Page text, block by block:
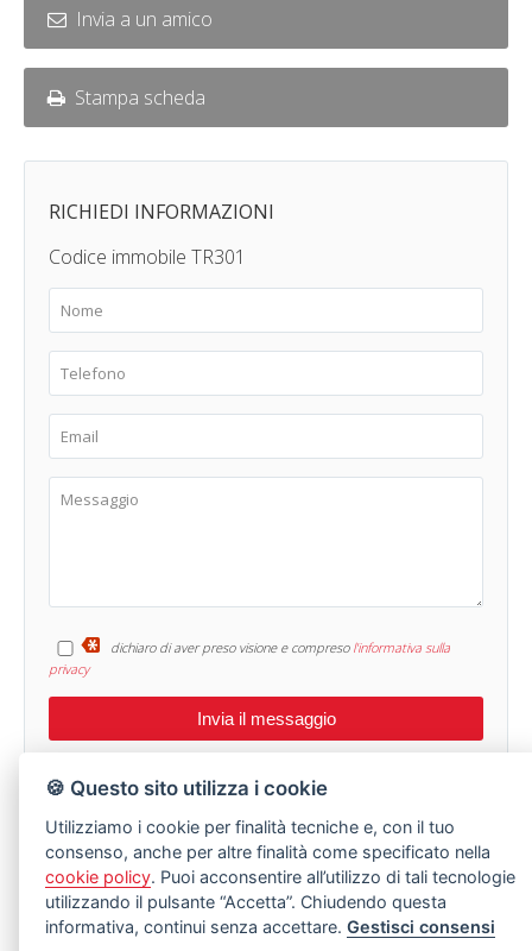
Invia a un amico
Stampa scheda
RICHIEDI INFORMAZIONI
Codice immobile TR301
dichiaro di aver preso visione e compreso l'informativa sulla
privacy
LASCIA UNA RICHIESTA
Stai cercando un immobile specifico ma non riesci a trovarlo?
Compila senza nessun impegno il modulo sotto.
🍪 Questo sito utilizza i cookie
Utilizziamo i cookie per finalità tecniche e, con il tuo
consenso, anche per altre finalità come specificato nella
cookie policy. Puoi acconsentire all’utilizzo di tali tecnologie
utilizzando il pulsante “Accetta”. Chiudendo questa
informativa, continui senza accettare.Gestisci consensi